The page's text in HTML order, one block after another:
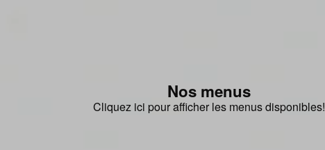
Nos menus
Cliquez ici pour afficher les menus disponibles!